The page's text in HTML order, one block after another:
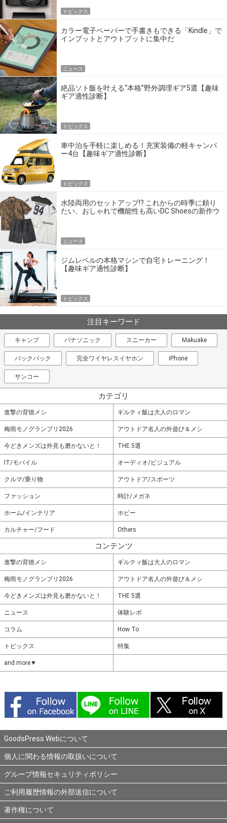
トピックス
カラー電子ペーパーで手書きもできる「Kindle」で
インプットとアウトプットに集中だ
ニュース
絶品ソト飯を叶える“本格”野外調理ギア5選【趣味
ギア適性診断】
トピックス
車中泊を手軽に楽しめる！充実装備の軽キャンパ
ー4台【趣味ギア適性診断】
トピックス
水陸両用のセットアップ!? これからの時季に頼り
たい、おしゃれで機能性も高いDC Shoesの新作ウ
ニュース
ジムレベルの本格マシンで自宅トレーニング！
【趣味ギア適性診断】
トピックス
注目キーワード
キャンプ パナソニック スニーカー Makuake
バックパック 完全ワイヤレスイヤホン iPhone
サンコー
カテゴリ
進撃の背徳メシ ギルティ飯は大人のロマン
梅雨モノグランプリ2026 アウトドア名人の外遊び＆メシ
今どきメンズは外見も磨かないと！ THE 5選
IT/モバイル オーディオ/ビジュアル
クルマ/乗り物 アウトドア/スポーツ
ファッション 時計/メガネ
ホーム/インテリア ホビー
カルチャー/フード Others
コンテンツ
進撃の背徳メシ ギルティ飯は大人のロマン
梅雨モノグランプリ2026 アウトドア名人の外遊び＆メシ
今どきメンズは外見も磨かないと！ THE 5選
ニュース 体験レポ
コラム How To
トピックス 特集
and more▼
GoodsPress Webについて
個人に関わる情報の取扱いについて
グループ情報セキュリティポリシー
ご利用履歴情報の外部送信について
著作権について